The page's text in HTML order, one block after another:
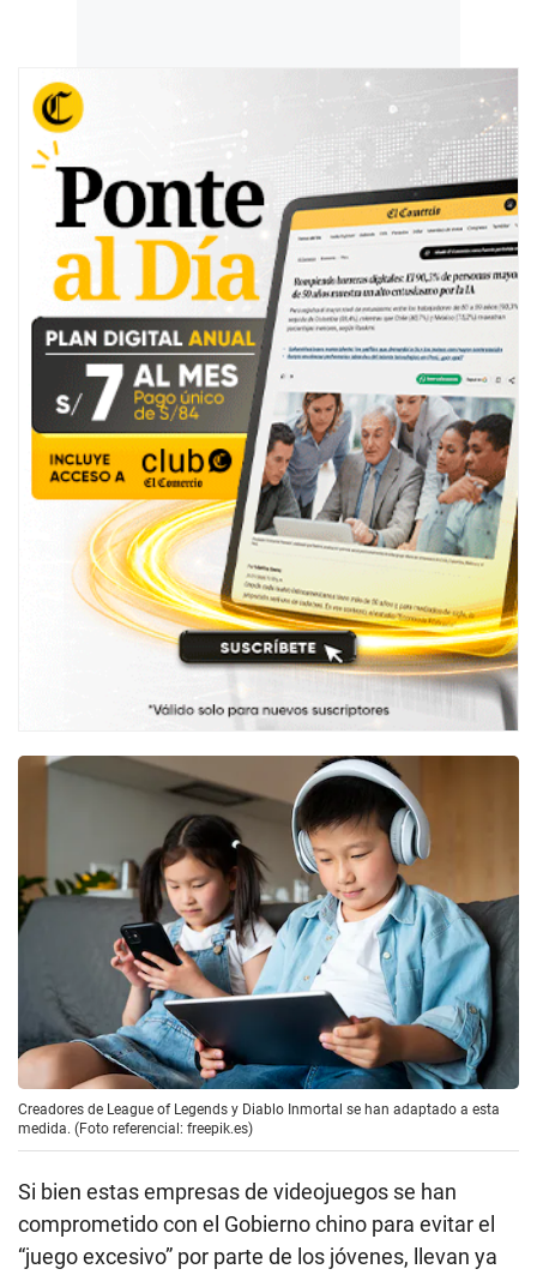
Creadores de League of Legends y Diablo Inmortal se han adaptado a esta
medida. (Foto referencial: freepik.es)
Si bien estas empresas de videojuegos se han
comprometido con el Gobierno chino para evitar el
“juego excesivo” por parte de los jóvenes, llevan ya